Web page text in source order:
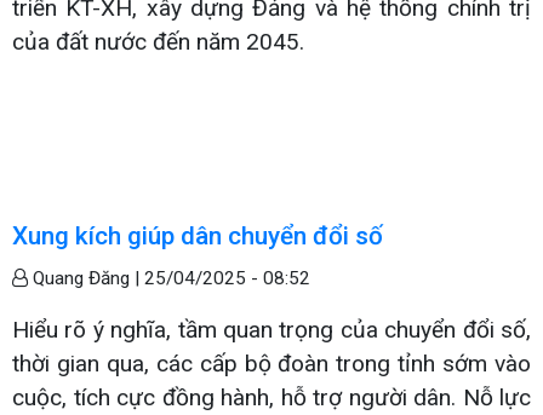
triển KT-XH, xây dựng Đảng và hệ thống chính trị
của đất nước đến năm 2045.
Xung kích giúp dân chuyển đổi số
Quang Đăng | 25/04/2025 - 08:52
Hiểu rõ ý nghĩa, tầm quan trọng của chuyển đổi số,
thời gian qua, các cấp bộ đoàn trong tỉnh sớm vào
cuộc, tích cực đồng hành, hỗ trợ người dân. Nỗ lực